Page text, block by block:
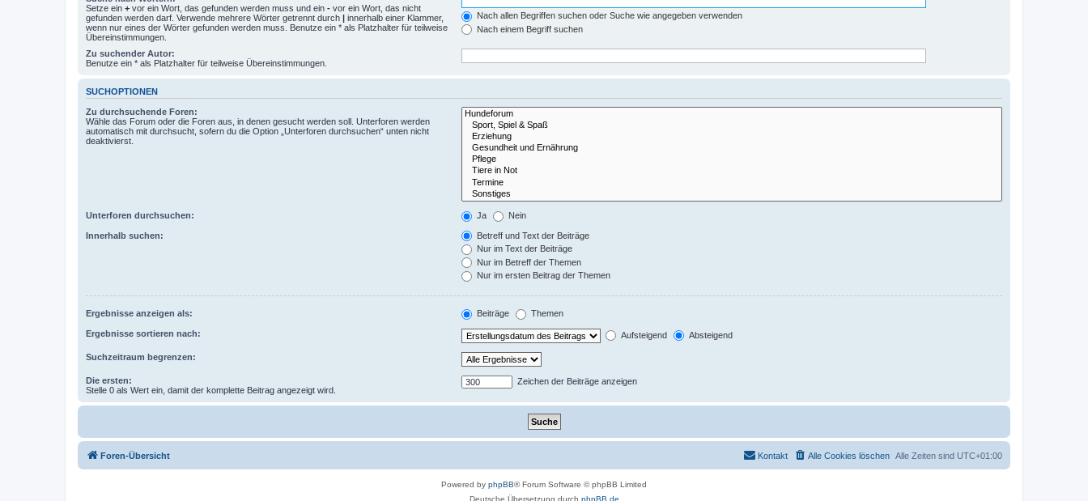
Setze ein + vor ein Wort, das gefunden werden muss und ein - vor ein Wort, das nicht
gefunden werden darf. Verwende mehrere Wörter getrennt durch | innerhalb einer Klammer,
wenn nur eines der Wörter gefunden werden muss. Benutze ein * als Platzhalter für teilweise
Übereinstimmungen.
Nach allen Begriffen suchen oder Suche wie angegeben verwenden
Nach einem Begriff suchen
Zu suchender Autor:
Benutze ein * als Platzhalter für teilweise Übereinstimmungen.
SUCHOPTIONEN
Zu durchsuchende Foren:
Wähle das Forum oder die Foren aus, in denen gesucht werden soll. Unterforen werden
automatisch mit durchsucht, sofern du die Option „Unterforen durchsuchen“ unten nicht
deaktivierst.
Unterforen durchsuchen: Ja Nein
Innerhalb suchen:
Betreff und Text der Beiträge
Nur im Text der Beiträge
Nur im Betreff der Themen
Nur im ersten Beitrag der Themen
Ergebnisse anzeigen als: Beiträge Themen
Ergebnisse sortieren nach: Aufsteigend Absteigend
Suchzeitraum begrenzen:
Die ersten:
Stelle 0 als Wert ein, damit der komplette Beitrag angezeigt wird.
Zeichen der Beiträge anzeigen
Foren-Übersicht Alle Zeiten sind UTC+01:00
Alle Cookies löschen
Kontakt
Powered by phpBB® Forum Software © phpBB Limited
Deutsche Übersetzung durch phpBB.de